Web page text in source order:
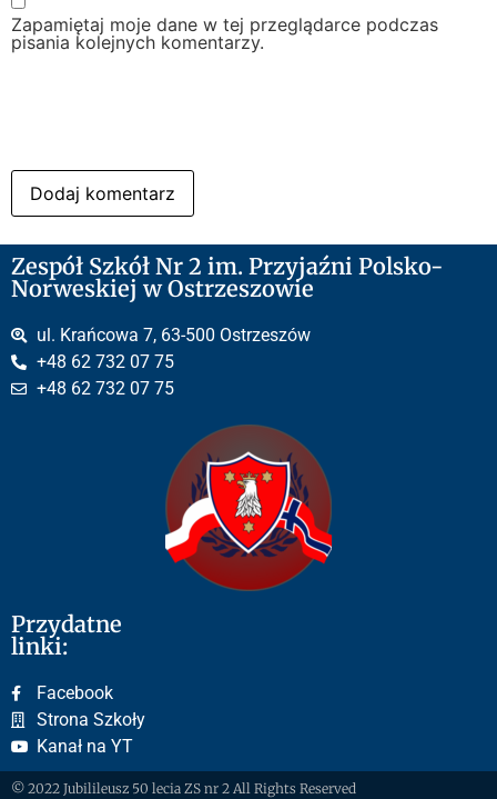
Zapamiętaj moje dane w tej przeglądarce podczas
pisania kolejnych komentarzy.
Zespół Szkół Nr 2 im. Przyjaźni Polsko-
Norweskiej w Ostrzeszowie
ul. Krańcowa 7, 63-500 Ostrzeszów
+48 62 732 07 75
+48 62 732 07 75
Przydatne
linki:
Facebook
Strona Szkoły
Kanał na YT
© 2022 Jubilileusz 50 lecia ZS nr 2 All Rights Reserved